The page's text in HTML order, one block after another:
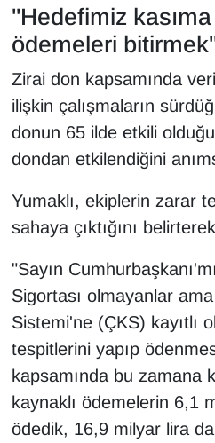
"Hedefimiz
ödemeleri
Zirai don kapsamında
ilişkin çalışmaların
donun 65 ilde etkili
dondan etkilendiğini
Yumaklı, ekiplerin zarar
sahaya çıktığını
"Sayın
Sigortası olmayanlar
Sistemi'ne (ÇKS) kayıtlı
tespitlerini yapıp
kapsamında bu zamana
kaynaklı ödemelerin 6,1
ödedik, 16,9 milyar lira